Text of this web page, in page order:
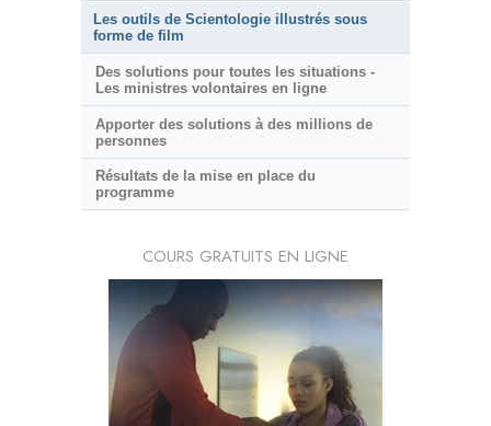
Les outils de Scientologie illustrés sous
forme de film
Des solutions pour toutes les situations -
Les ministres volontaires en ligne
Apporter des solutions à des millions de
personnes
Résultats de la mise en place du
programme
COURS GRATUITS EN LIGNE